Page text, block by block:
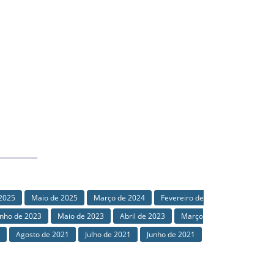
Maio de 2025 Março de 2024
Fevereiro de
de 2023 Maio de 2023 Abril de 2023
Março
Agosto de 2021 Julho de 2021
Junho de 2021